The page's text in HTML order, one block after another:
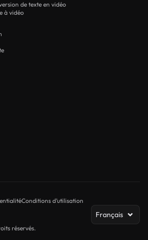
de texte en vidéo
à vidéo
Conditions d’utilisation
Français
réservés.